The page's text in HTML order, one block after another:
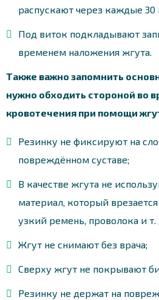
распускают через каждые 30
Под виток подкладывают
временем наложения жгута.
Также важно запомнить
нужно обходить стороной во
кровотечения при помощи
Резинку не фиксируют на
повреждённом суставе;
В качестве жгута не
материал, который
узкий ремень, проволока и т.
Жгут не снимают без врача;
Сверху жгут не покрывают
Резинку не держат на